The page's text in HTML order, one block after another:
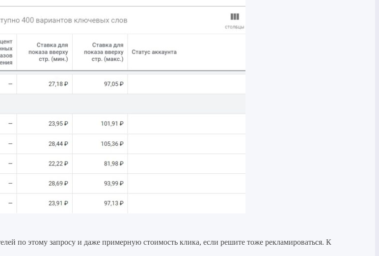
по этому запросу и даже примерную стоимость клика, если решите тоже рекламироваться. К